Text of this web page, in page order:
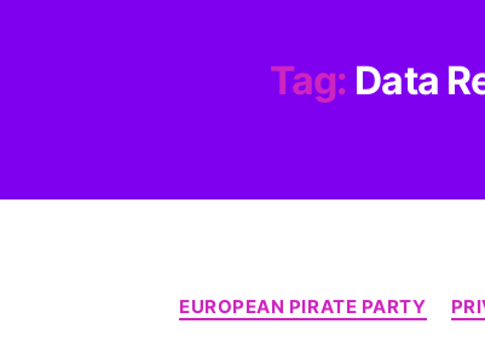
Tag: Data
EUROPEAN PIRATE PARTY